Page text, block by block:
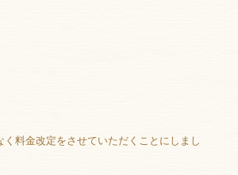
料金改定をさせていただくことにしまし